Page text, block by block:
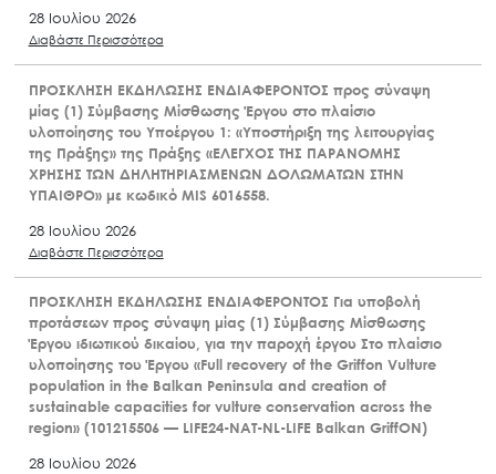
28 Ιουλίου 2026
Διαβάστε Περισσότερα
ΠΡΟΣΚΛΗΣΗ ΕΚΔΗΛΩΣΗΣ ΕΝΔΙΑΦΕΡΟΝΤΟΣ προς σύναψη
μίας (1) Σύμβασης Μίσθωσης Έργου στο πλαίσιο
υλοποίησης του Υποέργου 1: «Υποστήριξη της λειτουργίας
της Πράξης» της Πράξης «ΕΛΕΓΧΟΣ ΤΗΣ ΠΑΡΑΝΟΜΗΣ
ΧΡΗΣΗΣ ΤΩΝ ΔΗΛΗΤΗΡΙΑΣΜΕΝΩΝ ΔΟΛΩΜΑΤΩΝ ΣΤΗΝ
ΥΠΑΙΘΡΟ» με κωδικό MIS 6016558.
28 Ιουλίου 2026
Διαβάστε Περισσότερα
ΠΡΟΣΚΛΗΣΗ ΕΚΔΗΛΩΣΗΣ ΕΝΔΙΑΦΕΡΟΝΤΟΣ Για υποβολή
προτάσεων προς σύναψη μίας (1) Σύμβασης Μίσθωσης
Έργου ιδιωτικού δικαίου, για την παροχή έργου Στο πλαίσιο
υλοποίησης του Έργου «Full recovery of the Griffon Vulture
population in the Balkan Peninsula and creation of
sustainable capacities for vulture conservation across the
region» (101215506 — LIFE24-NAT-NL-LIFE Balkan GriffON)
28 Ιουλίου 2026